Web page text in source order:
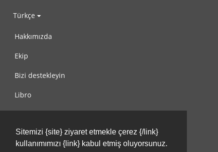
Sitemizi {site} ziyaret etmekle çerez {/link}
kullanımımızı {link} kabul etmiş oluyorsunuz.
Türkçe
Hakkımızda
Ekip
Bizi destekleyin
Libro
Kullanım Koşulları